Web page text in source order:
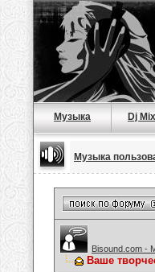
Музыка Dj
Музыка
Bisound.com -
Ваше